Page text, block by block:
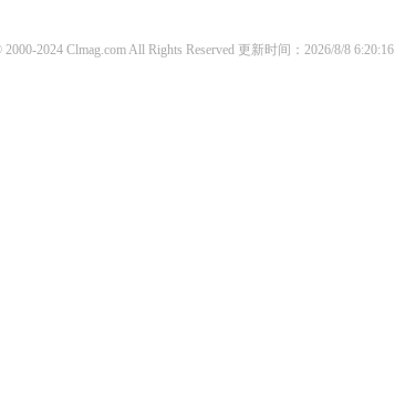
2024 Clmag.com All Rights Reserved 更新时间：2026/8/8 6:20:16